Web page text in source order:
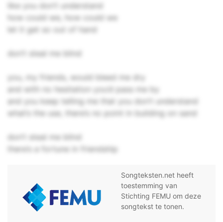
like you don’t understand
how could we, how could we
let it get so out of hand
don’t steal me blind
you, my friends, would bleed me dry
and with no hesitation you’d pass me by
and you keep telling me that you don’t understand
what’s the use, there’s no point in building on sand
don’t steal me blind
there’s a fortune in friendship
Songteksten.net heeft
toestemming van
Stichting FEMU om deze
songtekst te tonen.